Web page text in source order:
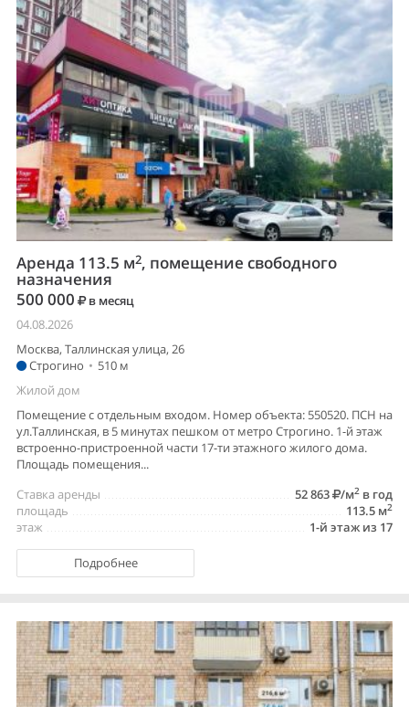
Аренда 113.5 м2, помещение свободного
назначения
500 000
в месяц
04.08.2026
Москва, Таллинская улица, 26
Строгино • 510 м
Жилой дом
Помещение с отдельным входом. Номер объекта: 550520. ПСН на
ул.Таллинская, в 5 минутах пешком от метро Строгино. 1-й этаж
встроенно-пристроенной части 17-ти этажного жилого дома.
Площадь помещения...
52 863
/м2 в год
Ставка аренды
113.5 м2
площадь
1-й этаж из 17
этаж
Подробнее